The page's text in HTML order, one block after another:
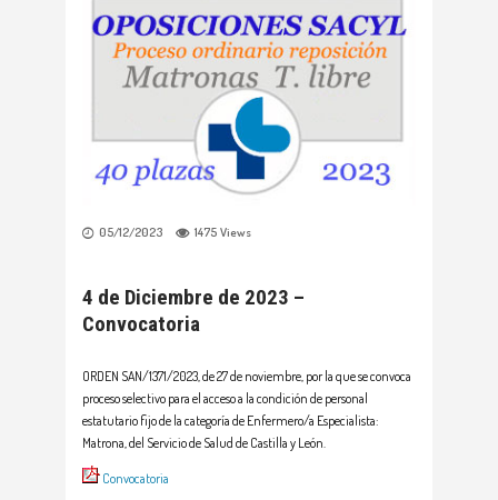
05/12/2023 1475 Views
4 de Diciembre de 2023 –
Convocatoria
ORDEN SAN/1371/2023, de 27 de noviembre, por la que se convoca
proceso selectivo para el acceso a la condición de personal
estatutario fijo de la categoría de Enfermero/a Especialista:
Matrona, del Servicio de Salud de Castilla y León.
Convocatoria